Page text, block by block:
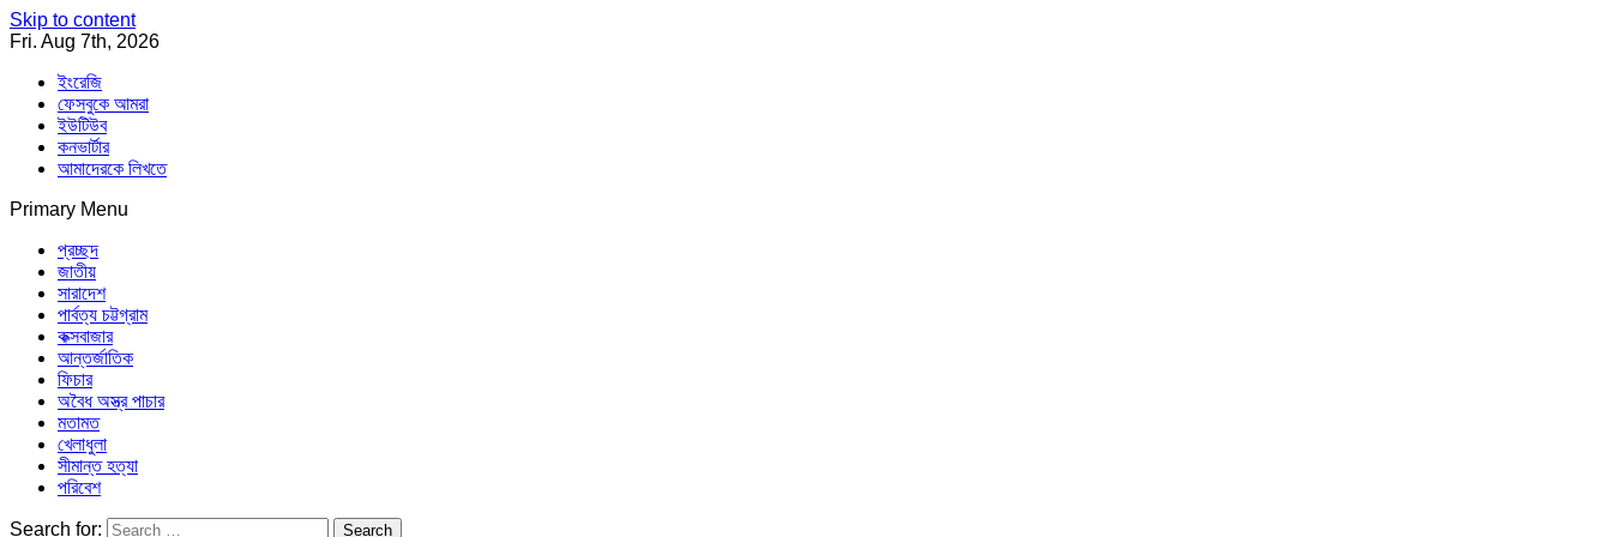
Skip to content
Fri. Aug 7th, 2026
ইংরেজি
ফেসবুকে আমরা
ইউটিউব
কনভার্টার
আমাদেরকে লিখতে
Primary Menu
Southeast Asia Journal
প্রচ্ছদ
জাতীয়
সারাদেশ
পার্বত্য চট্টগ্রাম
কক্সবাজার
আন্তর্জাতিক
ফিচার
অবৈধ অস্ত্র পাচার
মতামত
খেলাধুলা
সীমান্ত হত্যা
পরিবেশ
Search for: